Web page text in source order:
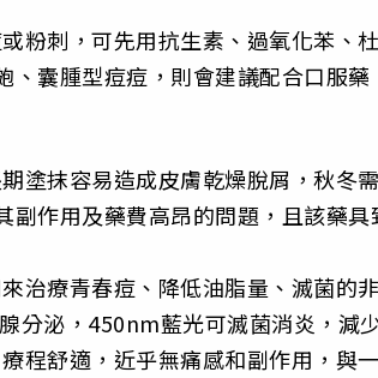
粉刺，可先用抗生素、過氧化苯、
、囊腫型痘痘，則會建議配合口服藥
塗抹容易造成皮膚乾燥脫屑，秋冬
副作用及藥費高昂的問題，且該藥具
治療青春痘、降低油脂量、滅菌的
分泌，450nm藍光可滅菌消炎，減
程舒適，近乎無痛感和副作用，與